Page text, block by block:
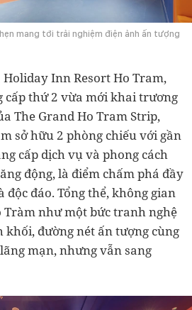
mang tới trải nghiệm điện ảnh ấn tượng
Inn Resort Ho Tram,
cấp thứ 2 vừa mới khai trương
The Grand Ho Tram Strip,
sở hữu 2 phòng chiếu với gần
cấp dịch vụ và phong cách
động, là điểm chấm phá đầy
độc đáo. Tổng thể, không gian
Tràm như một bức tranh nghệ
đường nét ấn tượng cùng
mạn, nhưng vẫn sang